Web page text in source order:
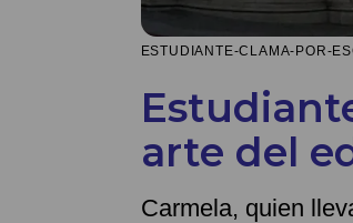
ESTUDIANTE-CLAMA-POR-
arte del
Carmela, quien